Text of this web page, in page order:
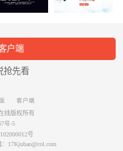
户端
抢先看
客户端
线版权所有
号-5
号
17Kjubao@col.com